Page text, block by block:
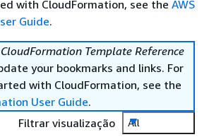
with CloudFormation, see the AWS
Guide.
CloudFormation Template Reference
your bookmarks and links. For
with CloudFormation, see the
User Guide.
Filtrar visualização
All